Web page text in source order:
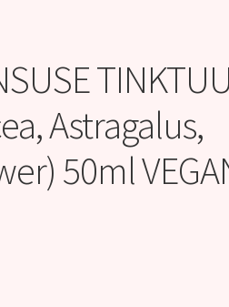
Astragalus,
50ml